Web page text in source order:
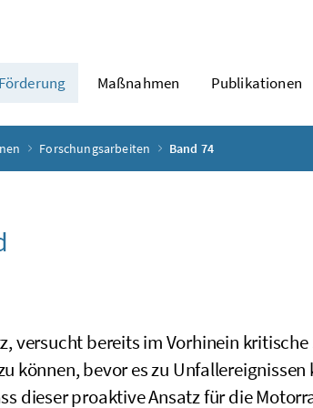
Maßnahmen Publikationen
Forschungsarbeiten Band 74
versucht bereits im Vorhinein
können, bevor es zu
dieser proaktive Ansatz für die